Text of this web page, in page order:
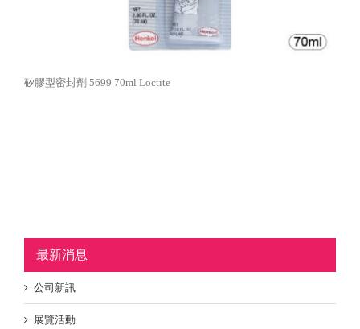
矽膠型密封劑 5699 70ml Loctite
最新消息
公司新訊
展覽活動